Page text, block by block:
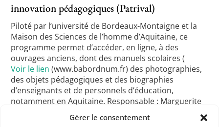
Gérer le consentement
innovation pédagogiques (Patrival)
Piloté par l’université de Bordeaux-Montaigne et la
Maison des Sciences de l’homme d’Aquitaine, ce
programme permet d’accéder, en ligne, à des
ouvrages anciens, dont des manuels scolaires (
Voir le lien (www.babordnum.fr) des photographies,
des objets pédagogiques et des biographies
d’enseignants et de personnels d’éducation,
notamment en Aquitaine. Responsable : Marguerite
Figeac-Monthus –Voir le lien